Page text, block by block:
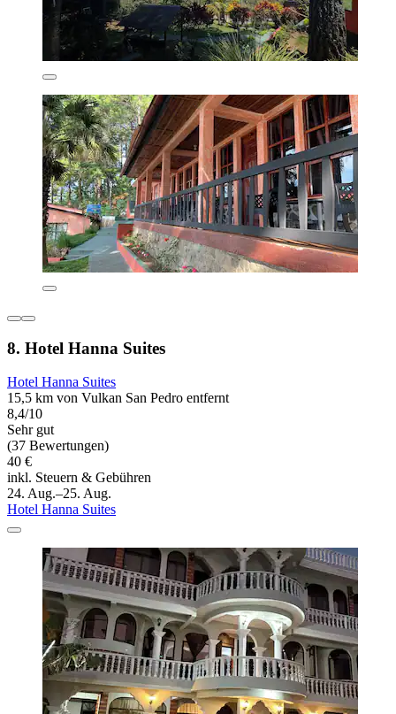
8. Hotel Hanna Suites
Hotel Hanna Suites
15,5 km von Vulkan San Pedro entfernt
8,4/10
Sehr gut
(37 Bewertungen)
40 €
inkl. Steuern & Gebühren
24. Aug.–25. Aug.
Hotel Hanna Suites